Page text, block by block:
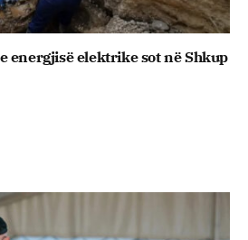
energjisë elektrike sot në Shkup